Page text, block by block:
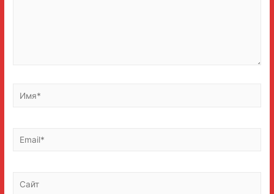
Имя*
Email*
Сайт